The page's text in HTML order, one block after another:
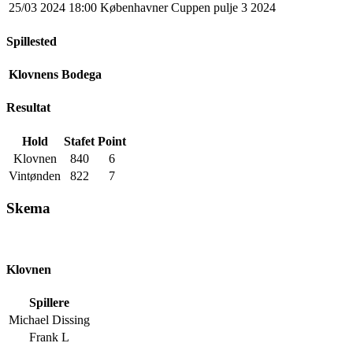
25/03 2024 18:00 Københavner Cuppen pulje 3 2024
Spillested
Klovnens Bodega
Resultat
Hold Stafet Point
Klovnen
840
6
Vintønden
822 7
Skema
Klovnen
Spillere
Michael Dissing
Frank L